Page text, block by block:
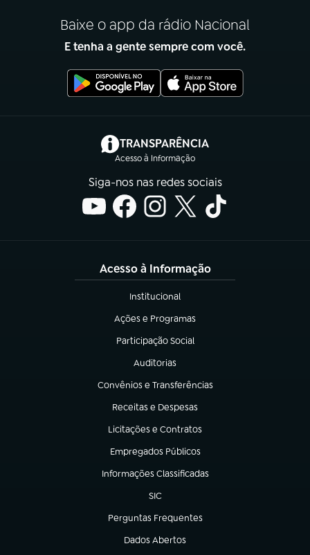
Baixe o app da rádio Nacional
E tenha a gente sempre com você.
TRANSPARÊNCIA
Acesso à Informação
(abre em nova aba)
Siga-nos nas redes sociais
Acesso à Informação
Institucional
(abre em nova aba)
Ações e Programas
(abre em nova aba)
Participação Social
(abre em nova aba)
Auditorias
(abre em nova aba)
Convênios e Transferências
(abre em nova aba)
Receitas e Despesas
(abre em nova aba)
Licitações e Contratos
(abre em nova aba)
Empregados Públicos
(abre em nova aba)
Informações Classificadas
(abre em nova aba)
SIC
(abre em nova aba)
Perguntas Frequentes
(abre em nova aba)
Dados Abertos
(abre em nova aba)